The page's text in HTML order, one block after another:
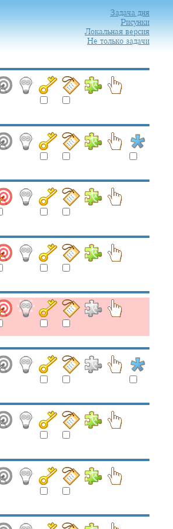
Задача дня
Рисунки
Локальная версия
Не только задачи